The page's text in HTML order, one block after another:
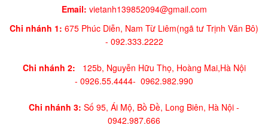
Email: vietanh139852094@gmail.com
Chi nhánh 1: 675 Phúc Diễn, Nam Từ Liêm(ngã tư Trịnh Văn Bô)
- 092.333.2222
Chi nhánh 2: 125b, Nguyễn Hữu Thọ, Hoàng Mai,Hà Nội
- 0926.55.4444- 0962.982.990
Chi nhánh 3: Số 95, Ái Mộ, Bồ Đề, Long Biên, Hà Nội -
0942.987.666